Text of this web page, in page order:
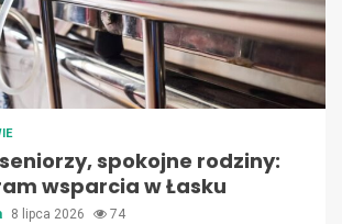
spokojne rodziny:
wsparcia w Łasku
8 lipca 2026 74